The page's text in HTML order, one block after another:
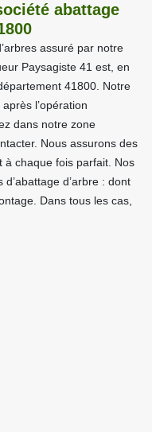
abattage
assuré par notre
Paysagiste 41 est, en
41800. Notre
l’opération
dans notre zone
Nous assurons des
à chaque fois parfait. Nos
d’arbre : dont
Dans tous les cas,